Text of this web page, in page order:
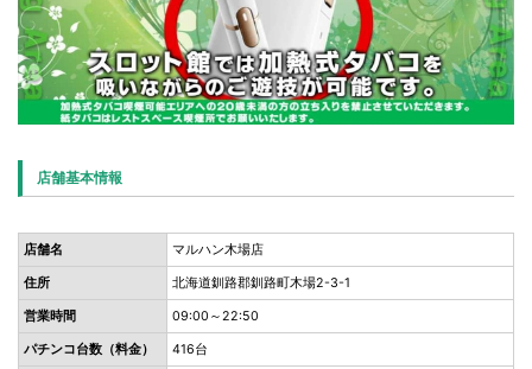
店舗基本情報
店舗名 マルハン木場店
住所 北海道釧路郡釧路町木場2-3-1
営業時間 09:00～22:50
パチンコ台数（料金） 416台